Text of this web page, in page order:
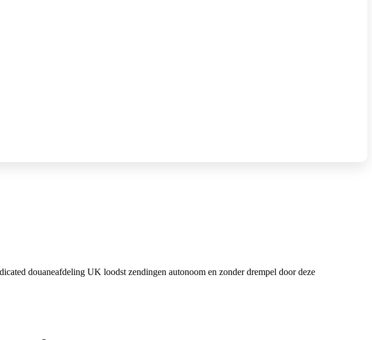
douaneafdeling UK loodst zendingen autonoom en zonder drempel door deze